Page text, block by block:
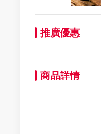
推廣優惠
商品詳情